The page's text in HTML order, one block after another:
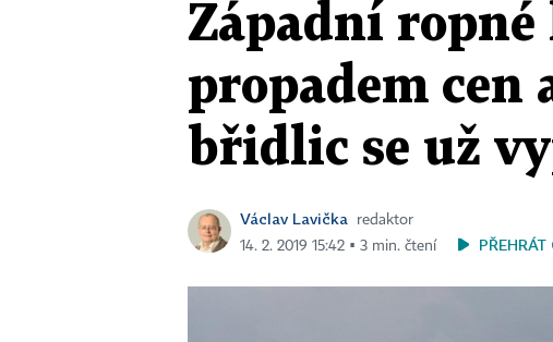
Západní ropné
propadem cen
břidlic se už
Václav Lavička
redaktor
14. 2. 2019 15:42 ▪ 3 min. čtení
PŘEHRÁT